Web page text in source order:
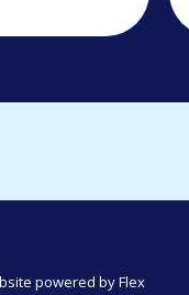
powered byFlex